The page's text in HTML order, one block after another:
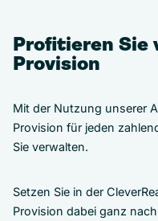
Profitieren Sie
Provision
Mit der Nutzung unserer
Provision für jeden
Sie verwalten.
Setzen Sie in der
Provision dabei ganz